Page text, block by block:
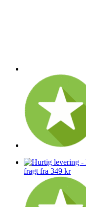
fragt fra 349 kr